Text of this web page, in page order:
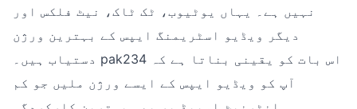
نہیں ہے۔ یہاں یوٹیوب، ٹک ٹاک، نیٹ فلکس اور
دیگر ویڈیو اسٹریمنگ ایپس کے بہترین ورژن
دستیاب ہیں۔ pak234 اس بات کو یقینی بناتا ہے کہ
آپ کو ویڈیو ایپس کے ایسے ورژن ملیں جو کم